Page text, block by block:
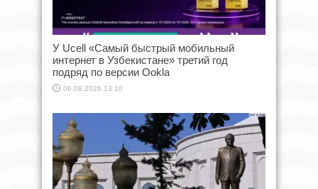
У Ucell «Самый быстрый мобильный
интернет в Узбекистане» третий год
подряд по версии Ookla
06.08.2026 13:10